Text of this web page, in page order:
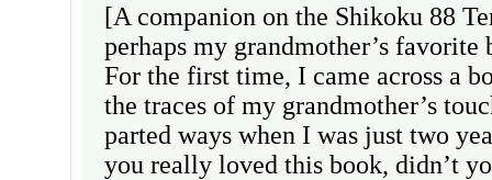
[A companion on the Shikoku 88
perhaps my grandmother’s favorite
For the first time, I came across a
the traces of my grandmother’s
parted ways when I was just two
you really loved this book, didn’t